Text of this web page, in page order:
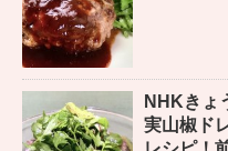
NHKきょ
実山椒ド